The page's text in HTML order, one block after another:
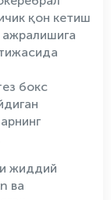
қон кетиш
ажралишига
бокс
жиддий
ва